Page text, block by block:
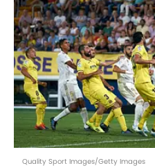
Quality Sport Images/Getty Images